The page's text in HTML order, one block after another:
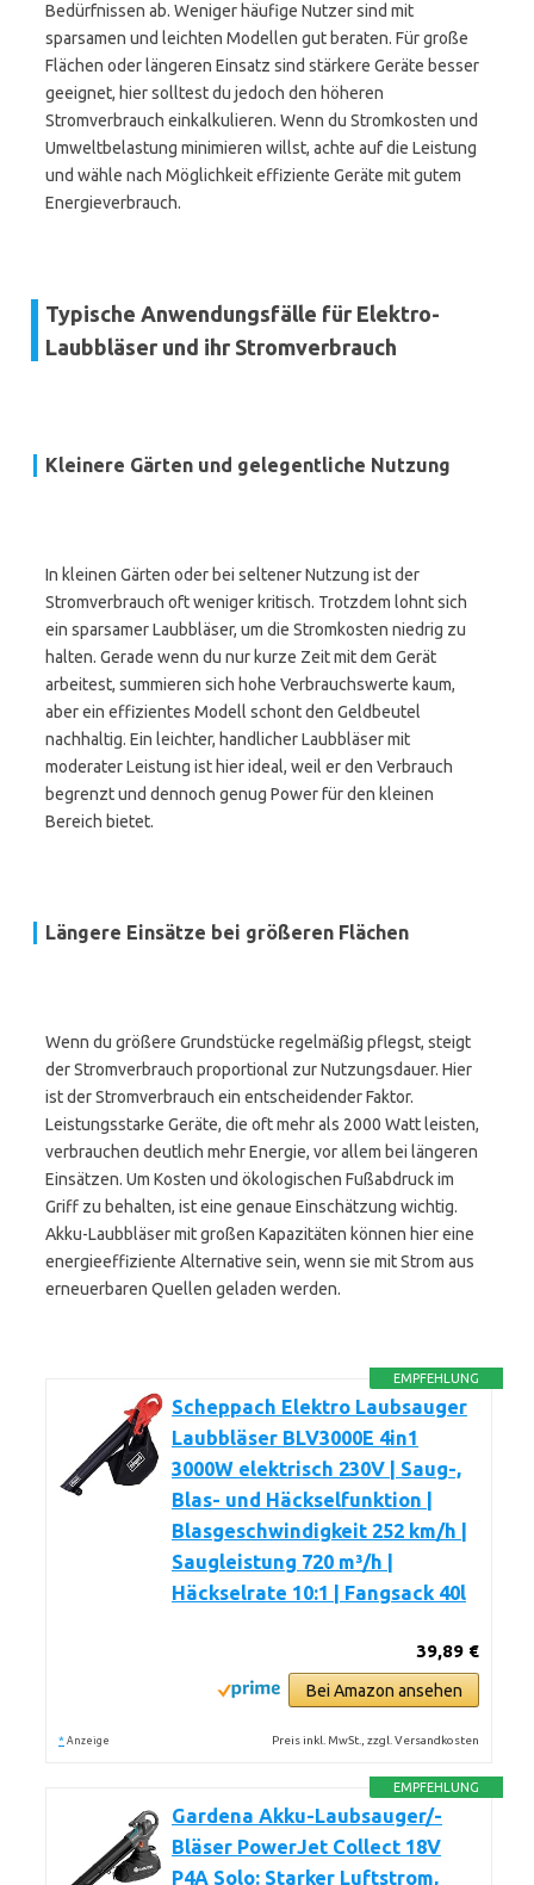
Bedürfnissen ab. Weniger häufige Nutzer sind mit
sparsamen und leichten Modellen gut beraten. Für große
Flächen oder längeren Einsatz sind stärkere Geräte besser
geeignet, hier solltest du jedoch den höheren
Stromverbrauch einkalkulieren. Wenn du Stromkosten und
Umweltbelastung minimieren willst, achte auf die Leistung
und wähle nach Möglichkeit effiziente Geräte mit gutem
Energieverbrauch.
Typische Anwendungsfälle für Elektro-
Laubbläser und ihr Stromverbrauch
Kleinere Gärten und gelegentliche Nutzung
In kleinen Gärten oder bei seltener Nutzung ist der
Stromverbrauch oft weniger kritisch. Trotzdem lohnt sich
ein sparsamer Laubbläser, um die Stromkosten niedrig zu
halten. Gerade wenn du nur kurze Zeit mit dem Gerät
arbeitest, summieren sich hohe Verbrauchswerte kaum,
aber ein effizientes Modell schont den Geldbeutel
nachhaltig. Ein leichter, handlicher Laubbläser mit
moderater Leistung ist hier ideal, weil er den Verbrauch
begrenzt und dennoch genug Power für den kleinen
Bereich bietet.
Längere Einsätze bei größeren Flächen
Wenn du größere Grundstücke regelmäßig pflegst, steigt
der Stromverbrauch proportional zur Nutzungsdauer. Hier
ist der Stromverbrauch ein entscheidender Faktor.
Leistungsstarke Geräte, die oft mehr als 2000 Watt leisten,
verbrauchen deutlich mehr Energie, vor allem bei längeren
Einsätzen. Um Kosten und ökologischen Fußabdruck im
Griff zu behalten, ist eine genaue Einschätzung wichtig.
Akku-Laubbläser mit großen Kapazitäten können hier eine
energieeffiziente Alternative sein, wenn sie mit Strom aus
erneuerbaren Quellen geladen werden.
EMPFEHLUNG
Scheppach Elektro Laubsauger
Laubbläser BLV3000E 4in1
3000W elektrisch 230V | Saug-,
Blas- und Häckselfunktion |
Blasgeschwindigkeit 252 km/h |
Saugleistung 720 m³/h |
Häckselrate 10:1 | Fangsack 40l
39,89 €
Bei Amazon ansehen
* Anzeige Preis inkl. MwSt., zzgl. Versandkosten
EMPFEHLUNG
Gardena Akku-Laubsauger/-
Bläser PowerJet Collect 18V
P4A Solo: Starker Luftstrom,